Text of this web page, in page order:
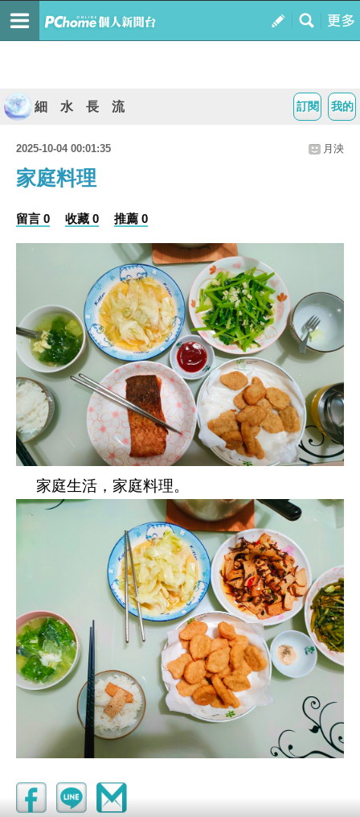
我的
訂閱
細 水 長 流
2025-10-04 00:01:35 月泱
家庭料理
留言 0 收藏 0 推薦 0
家庭生活，家庭料理。